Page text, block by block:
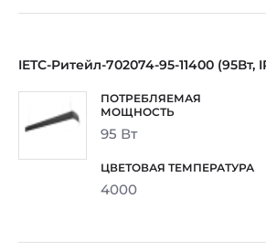
IETC-Ритейл-702074-95-11400 (95Вт,
95 Вт
4000